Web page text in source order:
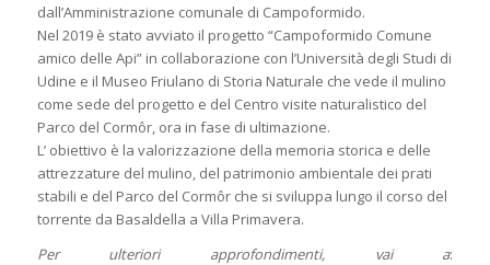
dall’Amministrazione comunale di Campoformido.
Nel 2019 è stato avviato il progetto “Campoformido Comune
amico delle Api” in collaborazione con l’Università degli Studi di
Udine e il Museo Friulano di Storia Naturale che vede il mulino
come sede del progetto e del Centro visite naturalistico del
Parco del Cormôr, ora in fase di ultimazione.
L’ obiettivo è la valorizzazione della memoria storica e delle
attrezzature del mulino, del patrimonio ambientale dei prati
stabili e del Parco del Cormôr che si sviluppa lungo il corso del
torrente da Basaldella a Villa Primavera.
Per ulteriori approfondimenti, vai a: